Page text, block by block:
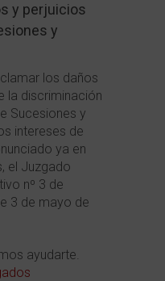
y perjuicios
y
los daños
la discriminación
Sucesiones y
intereses de
ya en
el Juzgado
nº 3 de
3 de mayo de
ayudarte.